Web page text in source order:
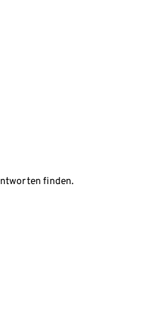
finden.